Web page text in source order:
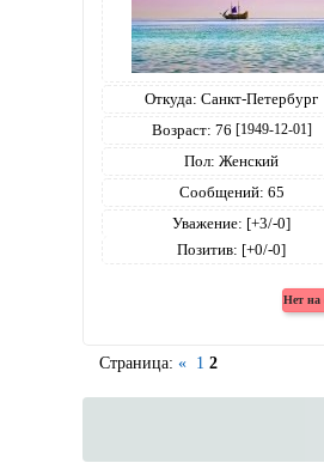
Откуда: Санкт-Петербург
Возраст: 76 [1949-12-01]
Пол: Женский
Сообщений: 65
Уважение: [+3/-0]
Позитив: [+0/-0]
Страница: « 1 2